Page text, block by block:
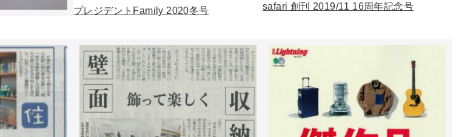
プレジデントFamily 2020冬号 safari 創刊 2019/11 16周年記念号